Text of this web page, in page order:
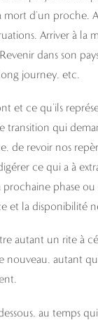
mort d’un proche.
Arriver à la
dans son
journey, etc.
et ce qu’ils
transition qui
de revoir nos
ce qui a à
prochaine phase
et la disponibilité
autant un rite à
nouveau, autant
au temps qui